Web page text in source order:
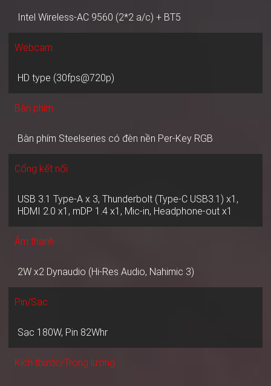
Intel Wireless-AC 9560 (2*2 a/c) + BT5
Webcam
HD type (30fps@720p)
Bàn phím
Bàn phím Steelseries có đèn nền Per-Key RGB
Cổng kết nối
USB 3.1 Type-A x 3, Thunderbolt (Type-C USB3.1) x1,
HDMI 2.0 x1, mDP 1.4 x1, Mic-in, Headphone-out x1
Âm thanh
2W x2 Dynaudio (Hi-Res Audio, Nahimic 3)
Pin/Sạc
Sạc 180W, Pin 82Whr
Kích thước/Trọng lượng